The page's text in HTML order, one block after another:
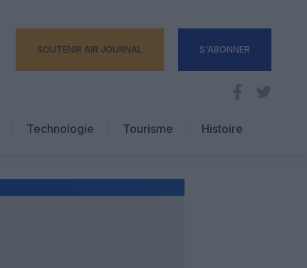
SOUTENIR AIR JOURNAL S'ABONNER
Technologie
Tourisme
Hôtellerie
Histoire